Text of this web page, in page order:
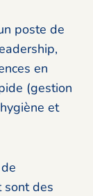
poste de
en
(gestion
et
sont des